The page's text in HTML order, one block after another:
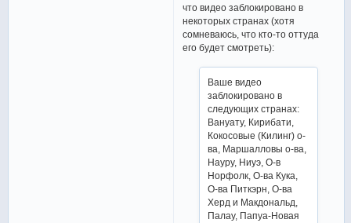
что видео заблокировано в
некоторых странах (хотя
сомневаюсь, что кто-то оттуда
его будет смотреть):
Ваше видео
заблокировано в
следующих странах:
Вануату, Кирибати,
Кокосовые (Килинг) о-
ва, Маршалловы о-ва,
Науру, Ниуэ, О-в
Норфолк, О-ва Кука,
О-ва Питкэрн, О-ва
Херд и Макдональд,
Палау, Папуа-Новая